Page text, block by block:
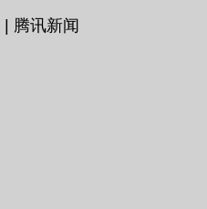
| 腾讯新闻